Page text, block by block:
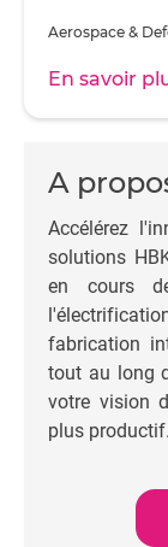
Aerospace &
En savoir
A
Accélérez
solutions
en cours
fabrication
tout au long
votre vision
plus productif.